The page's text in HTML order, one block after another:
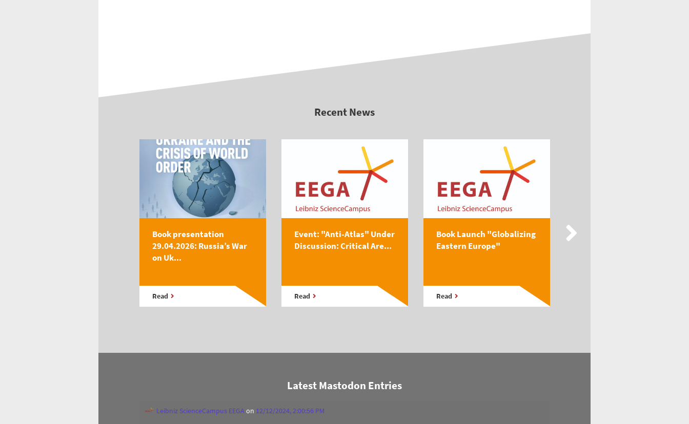
Recent News
Book presentation
29.04.2026: Russia’s War
on Uk...
Read
Event: "Anti-Atlas" Under
Discussion: Critical Are...
Read
Book Launch "Globalizing
Eastern Europe"
Read
Latest Mastodon Entries
Leibniz ScienceCampus EEGAon 12/12/2024, 2:00:56 PM